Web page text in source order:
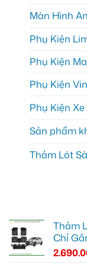
Màn Hình
Phụ Kiện
Phụ Kiện
Phụ Kiện
Phụ Kiện
Sản phẩm
Thảm Lót
Thảm
Chỉ